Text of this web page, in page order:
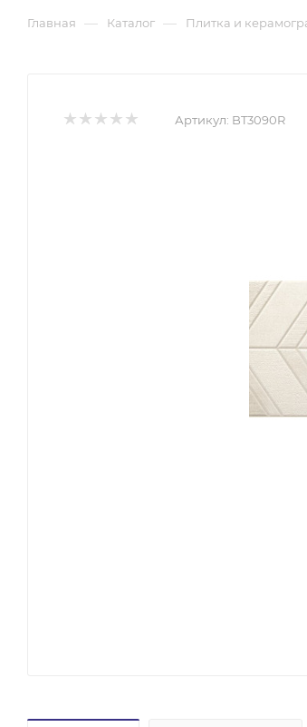
Главная — Каталог — Плитка и
Артикул: BT3090R